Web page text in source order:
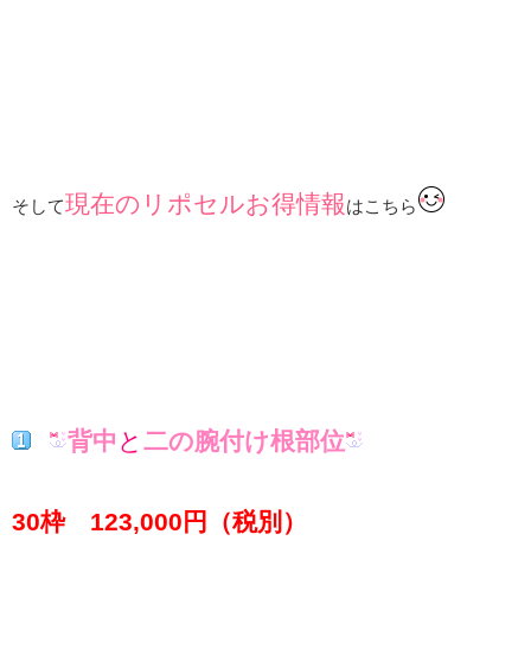
そして現在のリポセルお得情報はこちら
背中 と 二の腕付け根部位
30枠 123,000円（税別）